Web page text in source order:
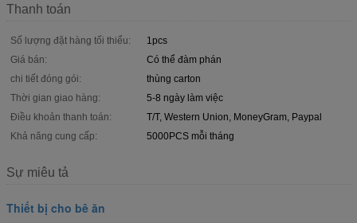
Thanh toán
Số lượng đặt hàng tối thiểu:
1pcs
Giá bán:
Có thể đàm phán
chi tiết đóng gói:
thùng carton
Thời gian giao hàng:
5-8 ngày làm việc
Điều khoản thanh toán:
T/T, Western Union, MoneyGram, Paypal
Khả năng cung cấp:
5000PCS mỗi tháng
Sự miêu tả
Thiết bị cho bê ăn